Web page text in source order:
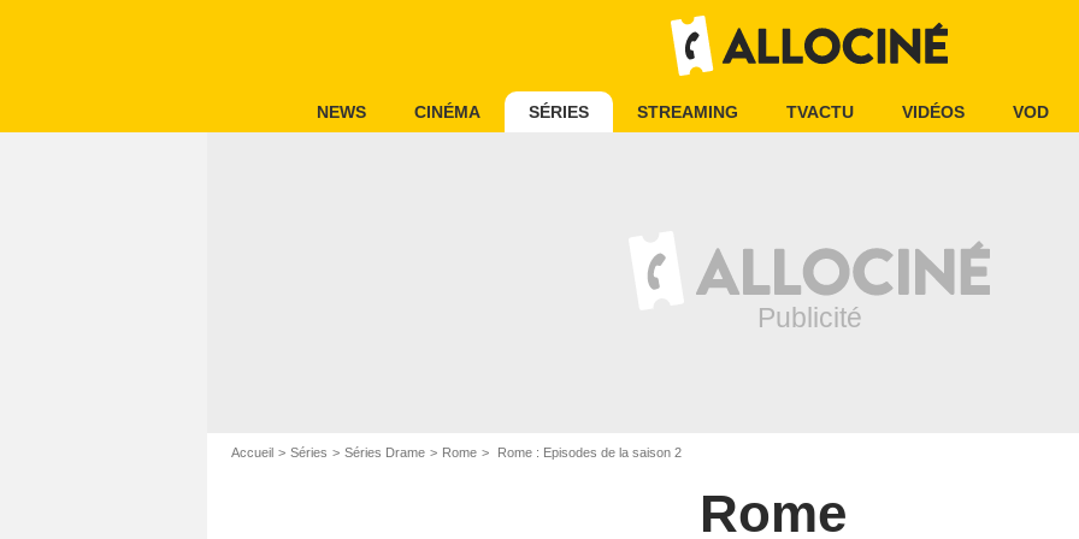
NEWS CINÉMA SÉRIES STREAMING TVACTU VIDÉOS VOD
Accueil Séries Séries Drame Rome Rome : Episodes de la saison 2
Rome